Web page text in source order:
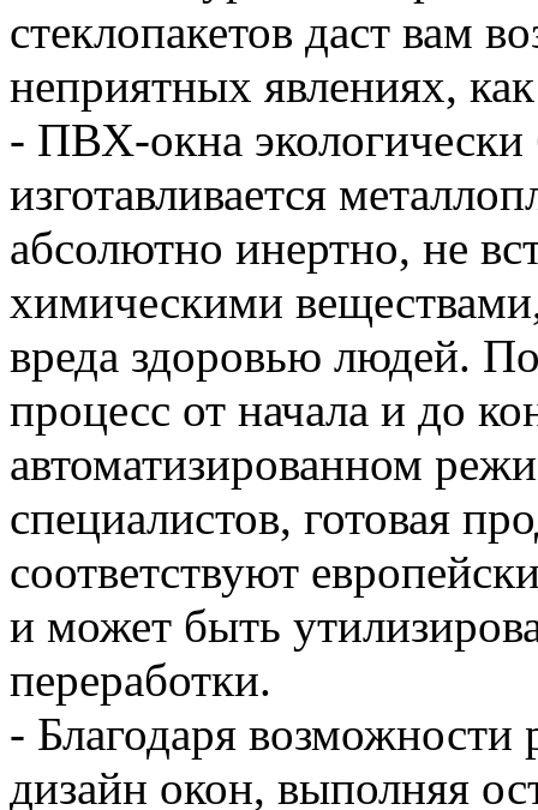
стеклопакетов даст вам
неприятных явлениях,
- ПВХ-окна экологически
изготавливается
абсолютно инертно, не
химическими
вреда здоровью людей.
процесс от начала и до
автоматизированном
специалистов, готовая
соответствуют
и может быть
переработки.
- Благодаря
дизайн окон, выполняя